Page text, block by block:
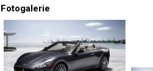
Fotogalerie